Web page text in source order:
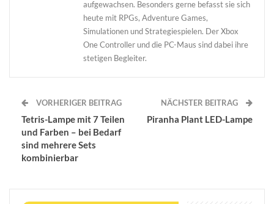
aufgewachsen. Besonders gerne befasst sie sich
heute mit RPGs, Adventure Games,
Simulationen und Strategiespielen. Der Xbox
One Controller und die PC-Maus sind dabei ihre
stetigen Begleiter.
VORHERIGER BEITRAG
Tetris-Lampe mit 7 Teilen
und Farben – bei Bedarf
sind mehrere Sets
kombinierbar
NÄCHSTER BEITRAG
Piranha Plant LED-Lampe